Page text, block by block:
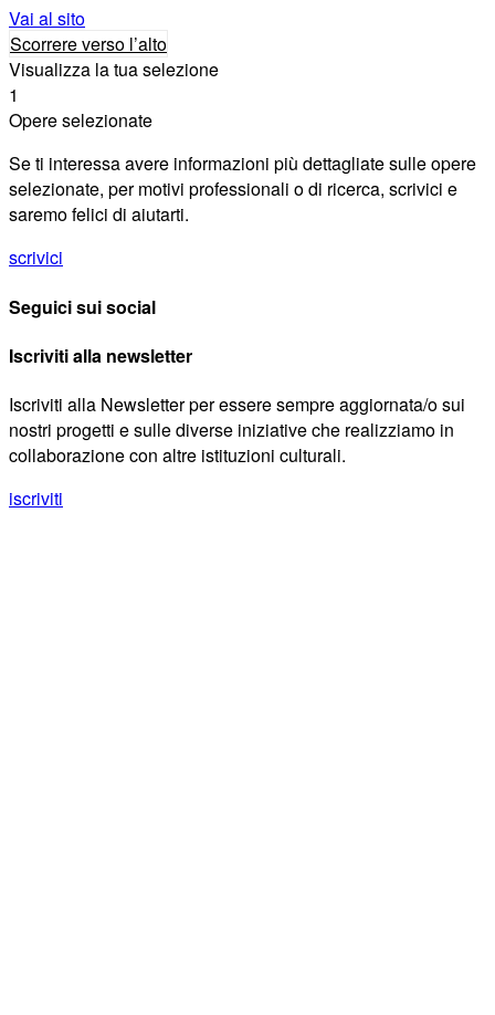
Vai al sito
Scorrere verso l’alto
Visualizza la tua selezione
1
Opere selezionate
Se ti interessa avere informazioni più dettagliate sulle opere
selezionate, per motivi professionali o di ricerca, scrivici e
saremo felici di aiutarti.
scrivici
Seguici sui social
Iscriviti alla newsletter
Iscriviti alla Newsletter per essere sempre aggiornata/o sui
nostri progetti e sulle diverse iniziative che realizziamo in
collaborazione con altre istituzioni culturali.
iscriviti